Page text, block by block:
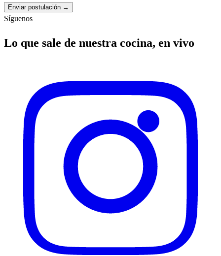
Enviar postulación →
Síguenos
Lo que sale de nuestra cocina, en vivo